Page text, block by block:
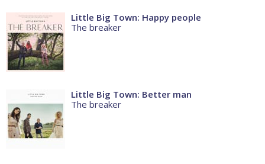
Little Big Town: Happy people
The breaker
Little Big Town: Better man
The breaker